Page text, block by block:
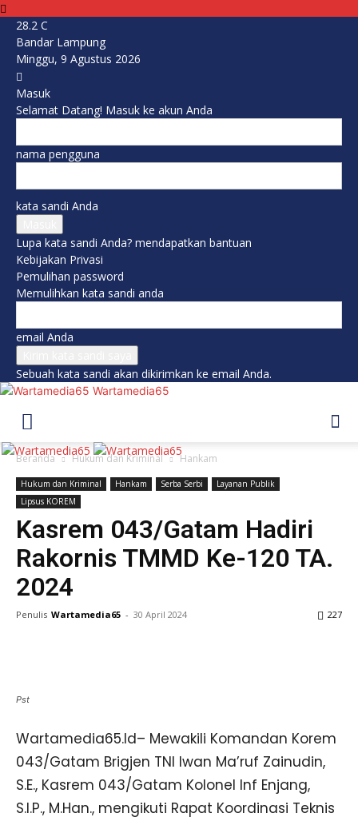
28.2 C
Bandar Lampung
Minggu, 9 Agustus 2026
Masuk
Selamat Datang! Masuk ke akun Anda
nama pengguna
kata sandi Anda
Lupa kata sandi Anda? mendapatkan bantuan
Kebijakan Privasi
Pemulihan password
Memulihkan kata sandi anda
email Anda
Sebuah kata sandi akan dikirimkan ke email Anda.
Wartamedia65
Beranda Hukum dan Kriminal Hankam
Hukum dan Kriminal Hankam Serba Serbi
Layanan Publik
Lipsus KOREM
Kasrem 043/Gatam Hadiri
Rakornis TMMD Ke-120 TA.
2024
Penulis Wartamedia65 - 30 April 2024 227
Pst
Wartamedia65.Id– Mewakili Komandan Korem
043/Gatam Brigjen TNI Iwan Ma’ruf Zainudin,
S.E., Kasrem 043/Gatam Kolonel Inf Enjang,
S.I.P., M.Han., mengikuti Rapat Koordinasi Teknis